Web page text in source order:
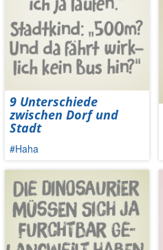
9 Unterschiede
zwischen Dorf und
Stadt
#Haha